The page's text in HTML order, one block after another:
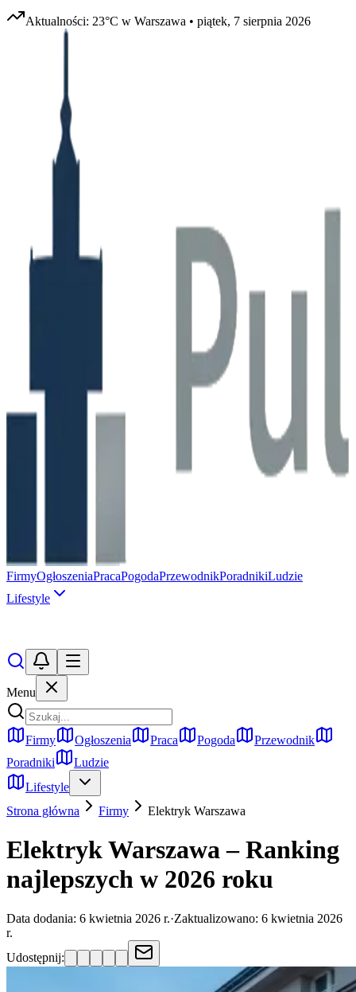
Aktualności: 23°C w Warszawa • piątek, 7 sierpnia 2026
FirmyOgłoszeniaPracaPogodaPrzewodnikPoradnikiLudzie
Lifestyle
Menu
Firmy Ogłoszenia Praca Pogoda
Przewodnik
Poradniki
Ludzie
Lifestyle
Strona główna
Firmy Elektryk Warszawa
Elektryk Warszawa – Ranking
najlepszych w 2026 roku
Data dodania: 6 kwietnia 2026 r.·Zaktualizowano: 6 kwietnia 2026
r.
Udostępnij: